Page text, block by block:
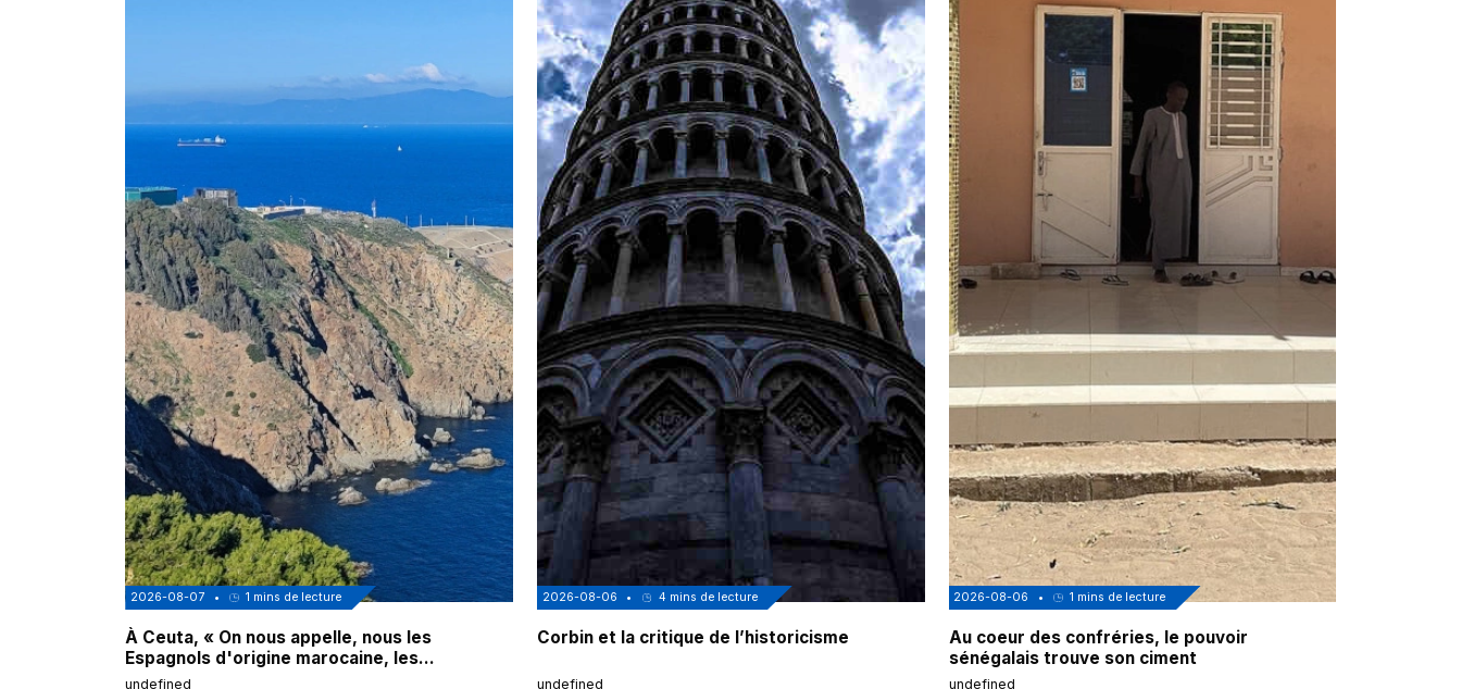
2026-08-07 • 1 mins de lecture
À Ceuta, « On nous appelle, nous les
Espagnols d'origine marocaine, les
"musulmans"»
undefined
2026-08-06 • 4 mins de lecture
Corbin et la critique de l’historicisme
undefined
2026-08-06 • 1 mins de lecture
Au coeur des confréries, le pouvoir
sénégalais trouve son ciment
undefined